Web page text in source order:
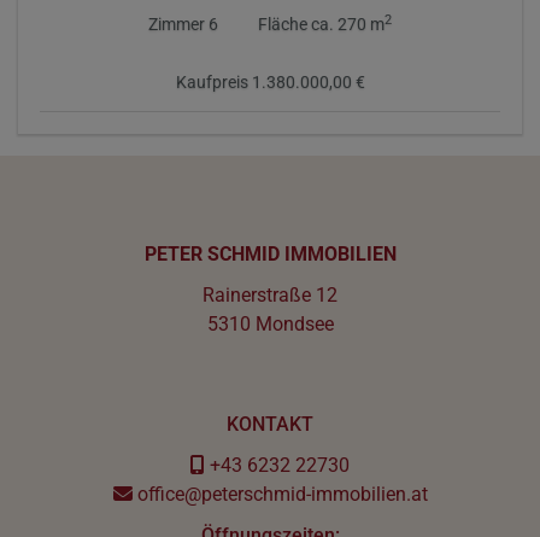
Zimmer 6 Fläche ca. 270 m2
Kaufpreis 1.380.000,00 €
PETER SCHMID IMMOBILIEN
Rainerstraße 12
5310 Mondsee
KONTAKT
+43 6232 22730
office@peterschmid-immobilien.at